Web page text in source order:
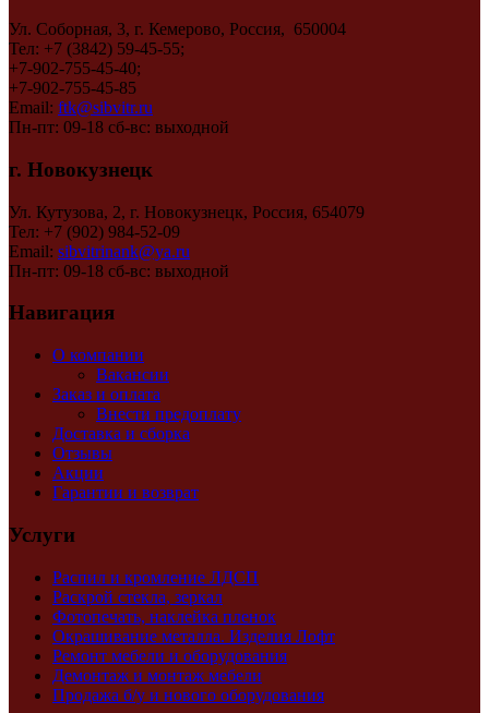
Ул. Соборная, 3, г. Кемерово, Россия, 650004
Тел: +7 (3842) 59-45-55;
+7-902-755-45-40;
+7-902-755-45-85
Email: ftk@sibvitr.ru
Пн-пт: 09-18 сб-вс: выходной
г. Новокузнецк
Ул. Кутузова, 2, г. Новокузнецк, Россия, 654079
Тел: +7 (902) 984-52-09
Email: sibvitrinank@ya.ru
Пн-пт: 09-18 сб-вс: выходной
Навигация
О компании
Вакансии
Заказ и оплата
Внести предоплату
Доставка и сборка
Отзывы
Акции
Гарантии и возврат
Услуги
Распил и кромление ЛДСП
Раскрой стекла, зеркал
Фотопечать, наклейка пленок
Окрашивание металла. Изделия Лофт
Ремонт мебели и оборудования
Демонтаж и монтаж мебели
Продажа б/у и нового оборудования